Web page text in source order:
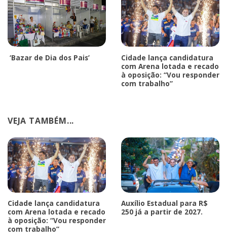
‘Bazar de Dia dos Pais’
Cidade lança candidatura
com Arena lotada e recado
à oposição: “Vou responder
com trabalho”
VEJA TAMBÉM...
Cidade lança candidatura
com Arena lotada e recado
à oposição: “Vou responder
com trabalho”
Auxílio Estadual para R$
250 já a partir de 2027.